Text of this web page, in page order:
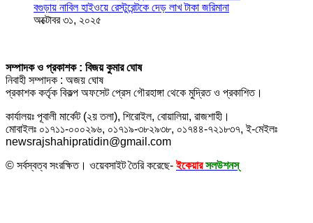
বগুড়ায় নাবিল হাইওয়ে রেস্টুরেন্টকে দেড় লাখ টাকা জরিমানা
অক্টোবর ৩১, ২০২৫
সম্পাদক ও প্রকাশক : বিজয় কুমার ঘোষ
নিবাহী সম্পাদক : অজয় ঘোষ
প্রকাশক কর্তৃক বিকল্প অফসেট প্রেস গৌরহাঙ্গা থেকে মুদ্রিত ও প্রকাশিত।
কার্যালয়ঃ পূবালী মার্কেট (২য় তলা), শিরোইল, বোয়ালিয়া, রাজশাহী।
মোবাইলঃ ০১৭১১-০০০২৯৬, ০১৭১৯-৩৮২৯৩৮, ০১৭৪৪-৭২১৮৩৭, ই-মেইলঃ
newsrajshahipratidin@gmail.com
© সর্বস্বত্ব সংরক্ষিত। ওয়েবসাইট তৈরি করেছে-ইকেয়ার সলউশনস্